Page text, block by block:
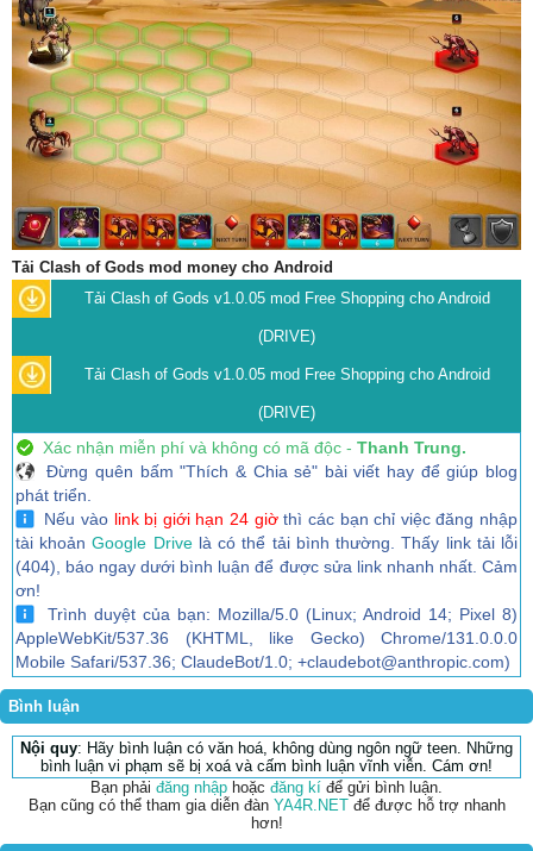
Tải Clash of Gods mod money cho Android
Tải Clash of Gods v1.0.05 mod Free Shopping cho Android
(DRIVE)
Tải Clash of Gods v1.0.05 mod Free Shopping cho Android
(DRIVE)
Xác nhận miễn phí và không có mã độc - Thanh Trung.
Đừng quên bấm "Thích & Chia sẻ" bài viết hay để giúp blog
phát triển.
Nếu vào link bị giới hạn 24 giờthì các bạn chỉ việc đăng nhập
tài khoảnGoogle Drivelà có thể tải bình thường. Thấy link tải lỗi
(404), báo ngay dưới bình luận để được sửa link nhanh nhất. Cảm
ơn!
Trình duyệt của bạn: Mozilla/5.0 (Linux; Android 14; Pixel 8)
AppleWebKit/537.36 (KHTML, like Gecko) Chrome/131.0.0.0
Mobile Safari/537.36; ClaudeBot/1.0; +claudebot@anthropic.com)
Bình luận
Nội quy: Hãy bình luận có văn hoá, không dùng ngôn ngữ teen. Những
bình luận vi phạm sẽ bị xoá và cấm bình luận vĩnh viễn. Cám ơn!
Bạn phải đăng nhập hoặc đăng kí để gửi bình luận.
Bạn cũng có thể tham gia diễn đàn YA4R.NETđể được hỗ trợ nhanh
hơn!